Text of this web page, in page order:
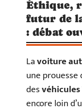
Éthique,
futur de
: débat
Lavoiture
une prouesse
desvéhicules
encore loin